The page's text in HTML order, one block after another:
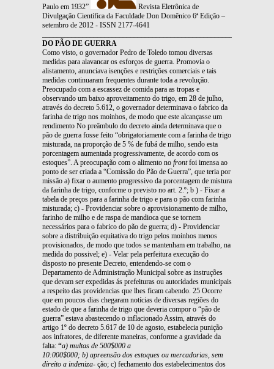
Paulo em 1932”
Revista Eletrônica de
Divulgação Científica da Faculdade Don Domênico 6ª Edição –
setembro de 2012 - ISSN 2177-4641
DO PÃO DE GUERRA
Como visto, o governador Pedro de Toledo tomou diversas
medidas para alavancar os esforços de guerra. Promovia o
alistamento, anunciava isenções e restrições comerciais e tais
medidas continuaram frequentes durante toda a revolução.
Preocupado com a escassez de comida para as tropas e
observando um baixo aproveitamento do trigo, em 28 de julho,
através do decreto 5.612, o governador determinava o fabrico da
farinha de trigo nos moinhos, de modo que este alcançasse um
rendimento No preâmbulo do decreto ainda determinava que o
pão de guerra fosse feito “obrigatoriamente com a farinha de trigo
misturada, na proporção de 5 % de fubá de milho, sendo esta
porcentagem aumentada progressivamente, de acordo com os
estoques”. A preocupação com o alimento no frontfoi imensa ao
ponto de ser criada a “Comissão do Pão de Guerra”, que teria por
missão a) fixar o aumento progressivo da porcentagem de mistura
da farinha de trigo, conforme o previsto no art. 2.º; b ) - Fixar a
tabela de preços para a farinha de trigo e para o pão com farinha
misturada; c) - Providenciar sobre o aprovisionamento de milho,
farinho de milho e de raspa de mandioca que se tornem
necessários para o fabrico do pão de guerra; d) - Providenciar
sobre a distribuição equitativa do trigo pelos moinhos menos
provisionados, de modo que todos se mantenham em trabalho, na
medida do possivel; e) - Velar pela perfeitura execução do
disposto no presente Decreto, entendendo-se com o
Departamento de Administração Municipal sobre as instruções
que devam ser expedidas ás prefeituras ou autoridades municipais
a respeito das providencias que lhes ficam cabendo. 25 Ocorre
que em poucos dias chegaram notícias de diversas regiões do
estado de que a farinha de trigo que deveria compor o “pão de
guerra” estava abastecendo o inflacionado Assim, através do
artigo 1º do decreto 5.617 de 10 de agosto, estabelecia punição
aos infratores, de diferente maneiras, conforme a gravidade da
falta: “a) multas de 500$000 a
10:000$000; b) apreensão dos estoques ou mercadorias, sem
direito a indeniza- ção; c) fechamento dos estabelecimentos dos